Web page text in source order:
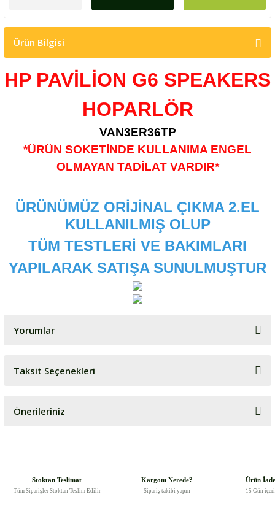
Ürün Bilgisi
HP PAVİLİON G6 SPEAKERS
HOPARLÖR
VAN3ER36TP
*ÜRÜN SOKETİNDE KULLANIMA ENGEL
OLMAYAN TADİLAT VARDIR*
ÜRÜNÜMÜZ ORİJİNAL ÇIKMA 2.EL
KULLANILMIŞ OLUP
TÜM TESTLERİ VE BAKIMLARI
YAPILARAK SATIŞA SUNULMUŞTUR
Yorumlar
Bu ürüne ilk yorumu siz yapın!
Taksit Seçenekleri
Önerileriniz
Stoktan Teslimat
Tüm Siparişler Stoktan Teslim Edilir
Kargom Nerede?
Sipariş takibi yapın
Ürün
15 Gün